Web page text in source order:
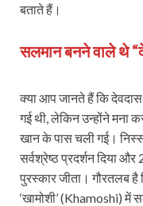
बताते हैं।
सलमान बनने वाले थे
क्या आप जानते हैं कि
गई थी, लेकिन उन्होंने मना
खान के पास चली गई।
सर्वश्रेष्ठ प्रदर्शन दिया
पुरस्कार जीता। गौरतलब
‘खामोशी’ (Khamoshi) में